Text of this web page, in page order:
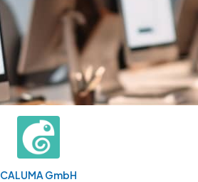
CALUMA GmbH